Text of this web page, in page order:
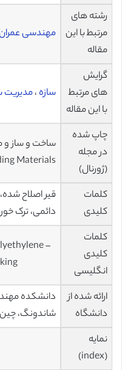
رشته های
مرتبط با این
مقاله
مهندسی
گرایش
های مرتبط
با این مقاله
سازه ،
چاپ شده
در مجله
(ژورنال)
Materials
کلمات
کلیدی
قیر اصلاح
دائمی، ترک
کلمات
کلیدی
انگلیسی
–
ارائه شده از
دانشگاه
دانشکده
شاندونگ، چین
نمایه
(index)